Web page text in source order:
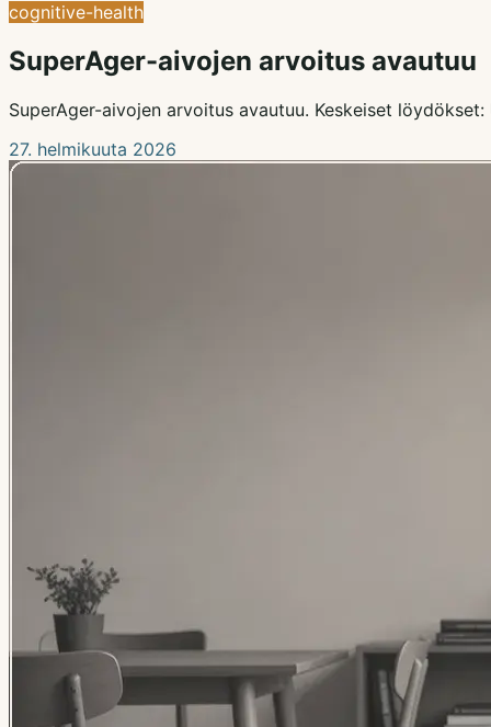
cognitive-health
SuperAger-aivojen arvoitus avautuu
SuperAger-aivojen arvoitus avautuu. Keskeiset
27. helmikuuta 2026